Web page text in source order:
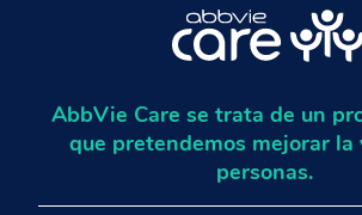
AbbVie Care se trata de un
que pretendemos mejorar la
personas.